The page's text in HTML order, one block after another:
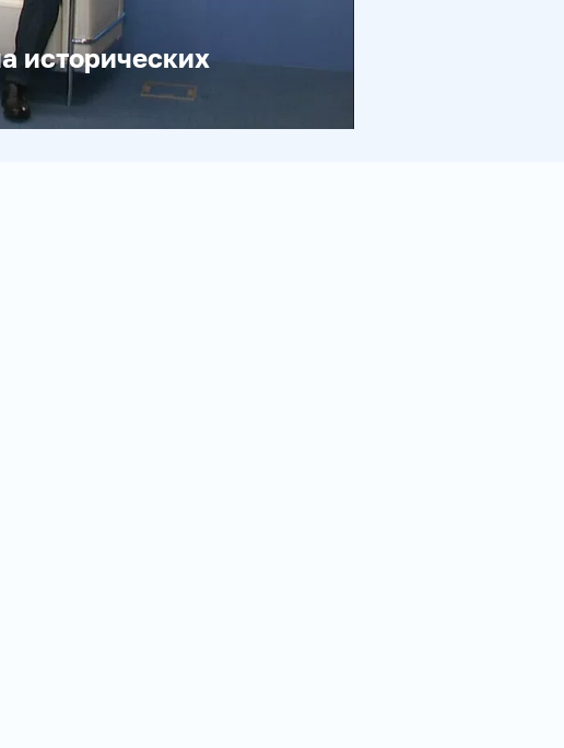
исторических